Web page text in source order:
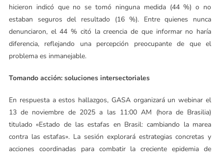
hicieron indicó que no se tomó ninguna medida (44 %) o no
estaban seguros del resultado (16 %). Entre quienes nunca
denunciaron, el 44 % citó la creencia de que informar no haría
diferencia, reflejando una percepción preocupante de que el
problema es inmanejable.
Tomando acción: soluciones intersectoriales
En respuesta a estos hallazgos, GASA organizará un webinar el
13 de noviembre de 2025 a las 11:00 AM (hora de Brasilia)
titulado «Estado de las estafas en Brasil: cambiando la marea
contra las estafas». La sesión explorará estrategias concretas y
acciones coordinadas para combatir la creciente epidemia de